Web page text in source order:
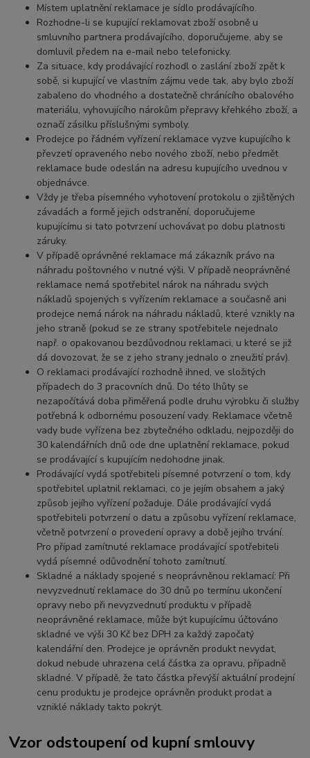
Místem uplatnění reklamace je sídlo prodávajícího.
Rozhodne-li se kupující reklamovat zboží osobně u
smluvního partnera prodávajícího, doporučujeme, aby se
domluvil předem na e-mail nebo telefonicky.
Za situace, kdy prodávající rozhodl o zaslání zboží zpět k
sobě, si kupující ve vlastním zájmu vede tak, aby bylo zboží
zabaleno do vhodného a dostatečně chránícího obalového
materiálu, vyhovujícího nárokům přepravy křehkého zboží, a
označí zásilku příslušnými symboly.
Prodejce po řádném vyřízení reklamace vyzve kupujícího k
převzetí opraveného nebo nového zboží, nebo předmět
reklamace bude odeslán na adresu kupujícího uvednou v
objednávce.
Vždy je třeba písemného vyhotovení protokolu o zjištěných
závadách a formě jejich odstranění, doporučujeme
kupujícímu si tato potvrzení uchovávat po dobu platnosti
záruky.
V případě oprávněné reklamace má zákazník právo na
náhradu poštovného v nutné výši. V případě neoprávněné
reklamace nemá spotřebitel nárok na náhradu svých
nákladů spojených s vyřízením reklamace a současně ani
prodejce nemá nárok na náhradu nákladů, které vznikly na
jeho straně (pokud se ze strany spotřebitele nejednalo
např. o opakovanou bezdůvodnou reklamaci, u které se již
dá dovozovat, že se z jeho strany jednalo o zneužití práv).
O reklamaci prodávající rozhodně ihned, ve složitých
případech do 3 pracovních dnů. Do této lhůty se
nezapočítává doba přiměřená podle druhu výrobku či služby
potřebná k odbornému posouzení vady. Reklamace včetně
vady bude vyřízena bez zbytečného odkladu, nejpozději do
30 kalendářních dnů ode dne uplatnění reklamace, pokud
se prodávající s kupujícím nedohodne jinak.
Prodávající vydá spotřebiteli písemné potvrzení o tom, kdy
spotřebitel uplatnil reklamaci, co je jejím obsahem a jaký
způsob jejího vyřízení požaduje. Dále prodávající vydá
spotřebiteli potvrzení o datu a způsobu vyřízení reklamace,
včetně potvrzení o provedení opravy a době jejího trvání.
Pro případ zamítnuté reklamace prodávající spotřebiteli
vydá písemné odůvodnění tohoto zamítnutí.
Skladné a náklady spojené s neoprávněnou reklamací: Při
nevyzvednutí reklamace do 30 dnů po termínu ukončení
opravy nebo při nevyzvednutí produktu v případě
neoprávněné reklamace, může být kupujícímu účtováno
skladné ve výši 30 Kč bez DPH za každý započatý
kalendářní den. Prodejce je oprávněn produkt nevydat,
dokud nebude uhrazena celá částka za opravu, případně
skladné. V případě, že tato částka převýší aktuální prodejní
cenu produktu je prodejce oprávněn produkt prodat a
vzniklé náklady takto pokrýt.
Vzor odstoupení od kupní smlouvy